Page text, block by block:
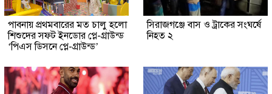
পাবনায় প্রথমবারের মত চালু হলো
শিশুদের সফট ইনডোর প্লে-গ্রাউন্ড
‘পিএস ডিসনে প্লে-গ্রাউন্ড’
সিরাজগঞ্জে বাস ও ট্রাকের সংঘর্ষে
নিহত ২